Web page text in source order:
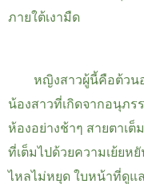
ภายใต้เงามืด
หญิงสาวผู้นี้คือต้วน
น้องสาวที่เกิดจากอนุภร
ห้องอย่างช้าๆ สายตาเต็
ที่เต็มไปด้วยความเย้ยห
ไหลไม่หยุด ใบหน้าที่ดูแ